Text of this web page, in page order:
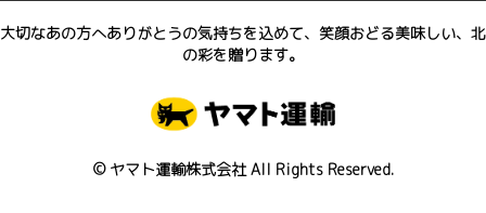
大切なあの方へありがとうの気持ちを込めて、笑顔おどる美味しい、北
の彩を贈ります。
© ヤマト運輸株式会社 All Rights Reserved.